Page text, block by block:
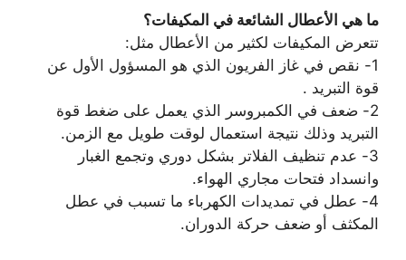
ما هي الأعطال الشائعة في المكيفات؟
تتعرض المكيفات لكثير من الأعطال مثل:
1- نقص في غاز الفريون الذي هو المسؤول الأول عن
قوة التبريد .
2- ضعف في الكمبروسر الذي يعمل على ضغط قوة
التبريد وذلك نتيجة استعمال لوقت طويل مع الزمن.
3- عدم تنظيف الفلاتر بشكل دوري وتجمع الغبار
وانسداد فتحات مجاري الهواء.
4- عطل في تمديدات الكهرباء ما تسبب في عطل
المكثف أو ضعف حركة الدوران.